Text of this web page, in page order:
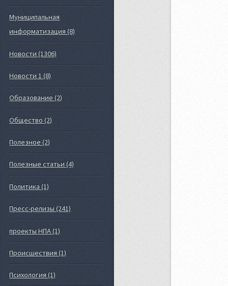
Муниципальная
информатизация (8)
Новости (1306)
Новости 1 (8)
Образование (2)
Общество (2)
Полезное (2)
Полезные статьи (4)
Политика (1)
Пресс-релизы (241)
проекты НПА (1)
Происшествия (1)
Психология (1)